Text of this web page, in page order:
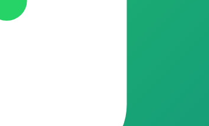
seus amigos https://chat.whatsapp.com/